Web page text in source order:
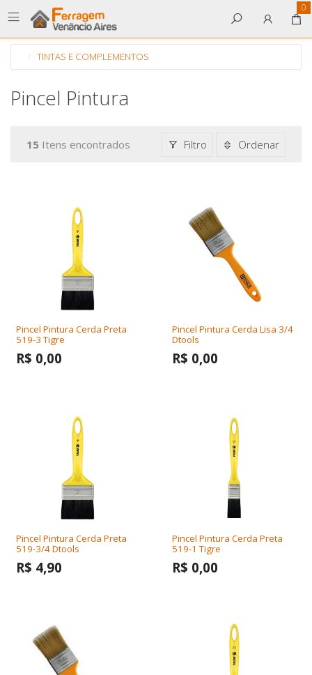
0
TINTAS E COMPLEMENTOS
Pincel Pintura
15 Itens encontrados Filtro Ordenar
Pincel Pintura Cerda Preta
519-3 Tigre
R$ 0,00
Pincel Pintura Cerda Lisa 3/4
Dtools
R$ 0,00
Pincel Pintura Cerda Preta
519-3/4 Dtools
R$ 4,90
Pincel Pintura Cerda Preta
519-1 Tigre
R$ 0,00